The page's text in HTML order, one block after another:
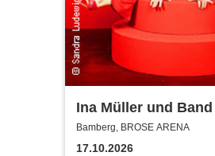
Ina Müller und Band
Tour
Bamberg, BROSE ARENA
17.10.2026